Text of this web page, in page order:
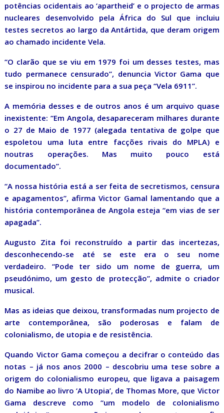
potências ocidentais ao ‘apartheid’ e o projecto de armas
nucleares desenvolvido pela África do Sul que incluiu
testes secretos ao largo da Antártida, que deram origem
ao chamado incidente Vela.
“O clarão que se viu em 1979 foi um desses testes, mas
tudo permanece censurado”, denuncia Victor Gama que
se inspirou no incidente para a sua peça “Vela 6911”.
A memória desses e de outros anos é um arquivo quase
inexistente: “Em Angola, desapareceram milhares durante
o 27 de Maio de 1977 (alegada tentativa de golpe que
espoletou uma luta entre facções rivais do MPLA) e
noutras operações. Mas muito pouco está
documentado”.
“A nossa história está a ser feita de secretismos, censura
e apagamentos”, afirma Victor Gamal lamentando que a
história contemporânea de Angola esteja “em vias de ser
apagada”.
Augusto Zita foi reconstruído a partir das incertezas,
desconhecendo-se até se este era o seu nome
verdadeiro. “Pode ter sido um nome de guerra, um
pseudónimo, um gesto de protecção”, admite o criador
musical.
Mas as ideias que deixou, transformadas num projecto de
arte contemporânea, são poderosas e falam de
colonialismo, de utopia e de resistência.
Quando Victor Gama começou a decifrar o conteúdo das
notas – já nos anos 2000 – descobriu uma tese sobre a
origem do colonialismo europeu, que ligava a paisagem
do Namibe ao livro ‘A Utopia’, de Thomas More, que Victor
Gama descreve como “um modelo de colonialismo